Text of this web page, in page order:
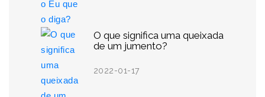
O que significa uma queixada
de um jumento?
2022-01-17